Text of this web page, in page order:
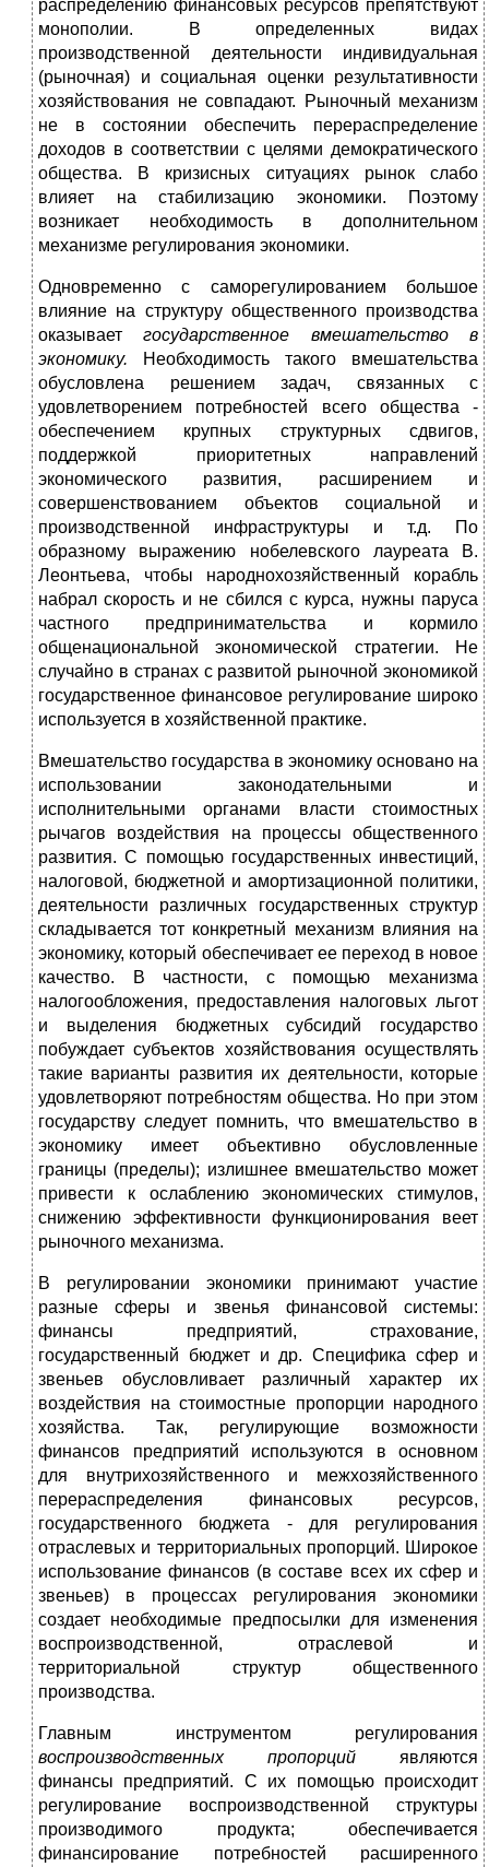
распределению финансовых ресурсов препятствуют
монополии. В определенных видах
производственной деятельности индивидуальная
(рыночная) и социальная оценки результативности
хозяйствования не совпадают. Рыночный механизм
не в состоянии обеспечить перераспределение
доходов в соответствии с целями демократического
общества. В кризисных ситуациях рынок слабо
влияет на стабилизацию экономики. Поэтому
возникает необходимость в дополнительном
механизме регулирования экономики.
Одновременно с саморегулированием большое
влияние на структуру общественного производства
оказываетгосударственное вмешательство в
экономику. Необходимость такого вмешательства
обусловлена решением задач, связанных с
удовлетворением потребностей всего общества -
обеспечением крупных структурных сдвигов,
поддержкой приоритетных направлений
экономического развития, расширением и
совершенствованием объектов социальной и
производственной инфраструктуры и т.д. По
образному выражению нобелевского лауреата В.
Леонтьева, чтобы народнохозяйственный корабль
набрал скорость и не сбился с курса, нужны паруса
частного предпринимательства и кормило
общенациональной экономической стратегии. Не
случайно в странах с развитой рыночной экономикой
государственное финансовое регулирование широко
используется в хозяйственной практике.
Вмешательство государства в экономику основано на
использовании законодательными и
исполнительными органами власти стоимостных
рычагов воздействия на процессы общественного
развития. С помощью государственных инвестиций,
налоговой, бюджетной и амортизационной политики,
деятельности различных государственных структур
складывается тот конкретный механизм влияния на
экономику, который обеспечивает ее переход в новое
качество. В частности, с помощью механизма
налогообложения, предоставления налоговых льгот
и выделения бюджетных субсидий государство
побуждает субъектов хозяйствования осуществлять
такие варианты развития их деятельности, которые
удовлетворяют потребностям общества. Но при этом
государству следует помнить, что вмешательство в
экономику имеет объективно обусловленные
границы (пределы); излишнее вмешательство может
привести к ослаблению экономических стимулов,
снижению эффективности функционирования веет
рыночного механизма.
В регулировании экономики принимают участие
разные сферы и звенья финансовой системы:
финансы предприятий, страхование,
государственный бюджет и др. Специфика сфер и
звеньев обусловливает различный характер их
воздействия на стоимостные пропорции народного
хозяйства. Так, регулирующие возможности
финансов предприятий используются в основном
для внутрихозяйственного и межхозяйственного
перераспределения финансовых ресурсов,
государственного бюджета - для регулирования
отраслевых и территориальных пропорций. Широкое
использование финансов (в составе всех их сфер и
звеньев) в процессах регулирования экономики
создает необходимые предпосылки для изменения
воспроизводственной, отраслевой и
территориальной структур общественного
производства.
Главным инструментом регулирования
воспроизводственных пропорций являются
финансы предприятий. С их помощью происходит
регулирование воспроизводственной структуры
производимого продукта; обеспечивается
финансирование потребностей расширенного